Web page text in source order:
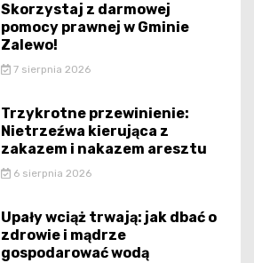
Skorzystaj z darmowej
pomocy prawnej w Gminie
Zalewo!
7 sierpnia 2026
Trzykrotne przewinienie:
Nietrzeźwa kierująca z
zakazem i nakazem aresztu
6 sierpnia 2026
Upały wciąż trwają: jak dbać o
zdrowie i mądrze
gospodarować wodą